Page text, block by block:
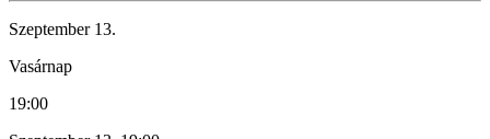
Szeptember 13.
Vasárnap
19:00